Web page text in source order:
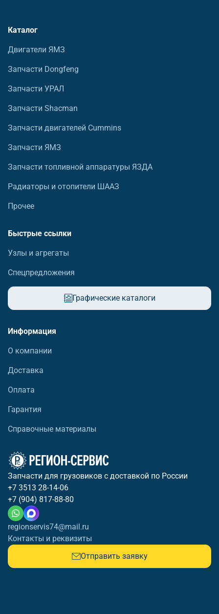
Каталог
Двигатели ЯМЗ
Запчасти Dongfeng
Запчасти УРАЛ
Запчасти Shacman
Запчасти двигателей Cummins
Запчасти ЯМЗ
Запчасти топливной аппаратуры ЯЗДА
Радиаторы и отопители ШААЗ
Прочее
Быстрые ссылки
Узлы и агрегаты
Спецпредложения
Графические каталоги
Информация
О компании
Доставка
Оплата
Гарантия
Справочные материалы
Запчасти для грузовиков с доставкой по России
+7 3513 28-14-06
+7 (904) 817-88-80
regionservis74@mail.ru
Контакты и реквизиты
Отправить заявку